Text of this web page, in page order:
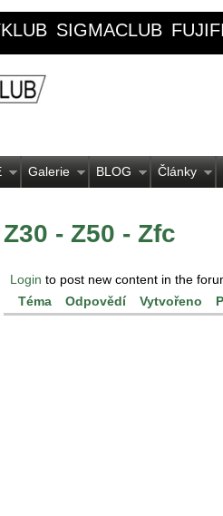
SIGMACLUB
Galerie BLOG Články
Z30 - Z50 - Zfc
Login to post new content in the
Téma
Odpovědí Vytvořeno